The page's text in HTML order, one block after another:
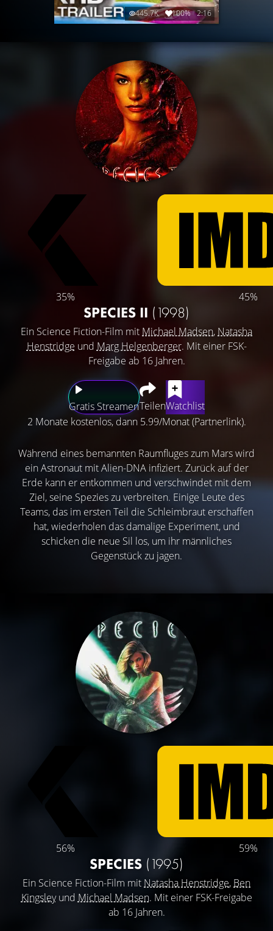
445.7K 100% 2:16
35% 45%
SPECIES II (1998)
Ein Science Fiction-Film mit Michael Madsen, Natasha
Henstridge und Marg Helgenberger. Mit einer FSK-
Freigabe ab 16 Jahren.
Gratis StreamenTeilenWatchlist
2 Monate kostenlos, dann 5.99/Monat (Partnerlink).
Während eines bemannten Raumfluges zum Mars wird
ein Astronaut mit Alien-DNA infiziert. Zurück auf der
Erde kann er entkommen und verschwindet mit dem
Ziel, seine Spezies zu verbreiten. Einige Leute des
Teams, das im ersten Teil die Schleimbraut erschaffen
hat, wiederholen das damalige Experiment, und
schicken die neue Sil los, um ihr männliches
Gegenstück zu jagen.
56% 59%
SPECIES (1995)
Ein Science Fiction-Film mit Natasha Henstridge, Ben
Kingsleyund Michael Madsen. Mit einer FSK-Freigabe
ab 16 Jahren.